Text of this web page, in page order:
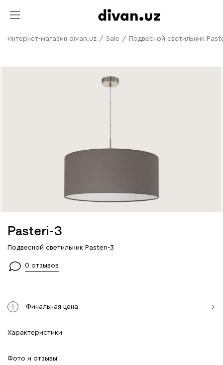
Интернет-магазин divan.uz / Sale / Подвесной светильник
Pasteri-3
Подвесной светильник Pasteri-3
0 отзывов
Финальная цена
Характеристики
Фото и отзывы